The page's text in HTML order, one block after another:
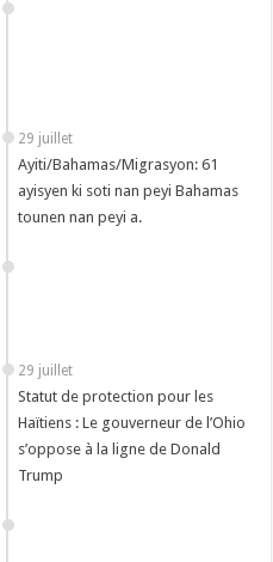
29 juillet
Ayiti/Bahamas/Migrasyon: 61
ayisyen ki soti nan peyi Bahamas
tounen nan peyi a.
29 juillet
Statut de protection pour les
Haïtiens : Le gouverneur de l’Ohio
s’oppose à la ligne de Donald
Trump